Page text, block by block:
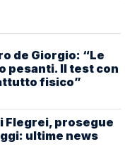
de Giorgio: “Le
pesanti. Il test con
fisico”
Flegrei, prosegue
ultime news